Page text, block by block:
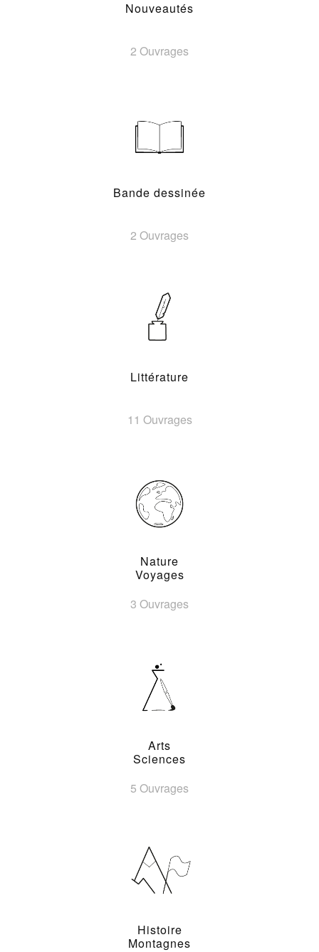
Nouveautés
2 Ouvrages
Bande dessinée
2 Ouvrages
Littérature
11 Ouvrages
Nature
Voyages
3 Ouvrages
Arts
Sciences
5 Ouvrages
Histoire
Montagnes